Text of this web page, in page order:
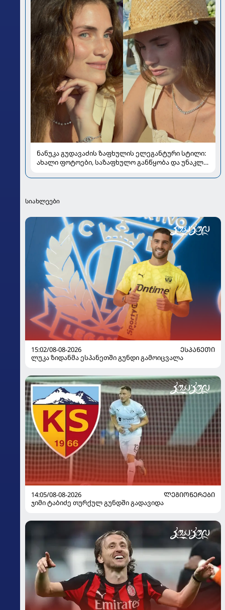
ნანუკა გუდავაძის ზაფხულის ელეგანტური სტილი:
ახალი ფოტოები, საზაფხულო განწყობა და უნაკლო
სიახლეები
15:02/08-08-2026
ᲔᲡᲞᲐᲜᲔᲗᲘ
ლუკა ზიდანმა ესპანეთში გუნდი გამოიცვალა
14:05/08-08-2026
ᲚᲔᲒᲘᲝᲜᲔᲠᲔᲑᲘ
ჯიმი ტაბიძე თურქულ გუნდში გადავიდა